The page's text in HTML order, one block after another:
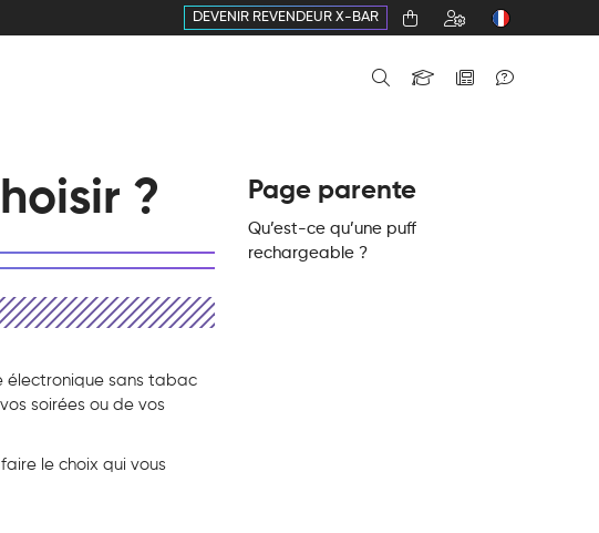
DEVENIR REVENDEUR X-BAR
?
électronique sans tabac
soirées ou de vos
le choix qui vous
Page parente
Qu’est-ce qu’une puff
rechargeable ?